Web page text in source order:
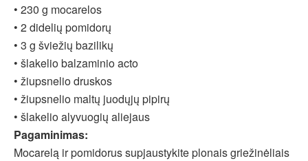
• 230 g mocarelos
• 2 didelių pomidorų
• 3 g šviežių bazilikų
• šlakelio balzaminio acto
• žiupsnelio druskos
• žiupsnelio maltų juodųjų pipirų
• šlakelio alyvuogių aliejaus
Pagaminimas:
Mocarelą ir pomidorus supjaustykite plonais griežinėliais